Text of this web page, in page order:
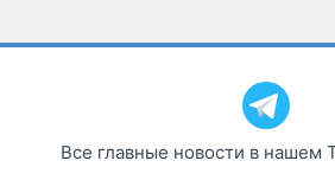
Все главные новости в нашем